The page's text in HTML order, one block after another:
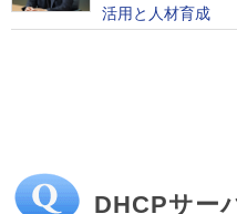
DHCPサー